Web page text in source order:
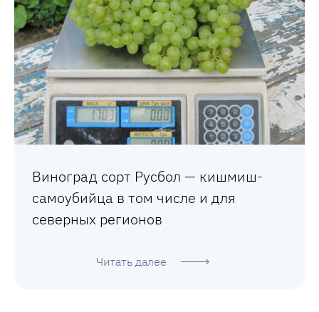
Виноград сорт Русбол — кишмиш-
самоубийца в том числе и для
северных регионов
Читать далее